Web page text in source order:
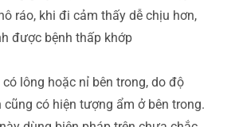
ráo, khi đi cảm thấy dễ chịu hơn,
được bệnh thấp khớp
lông hoặc nỉ bên trong, do độ
cũng có hiện tượng ẩm ở bên trong.